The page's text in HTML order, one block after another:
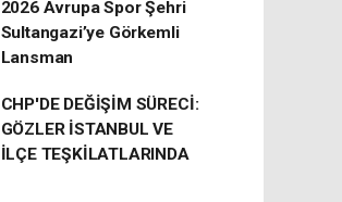
2026 Avrupa Spor Şehri
Sultangazi’ye Görkemli
Lansman
CHP'DE DEĞİŞİM SÜRECİ:
GÖZLER İSTANBUL VE
İLÇE TEŞKİLATLARINDA